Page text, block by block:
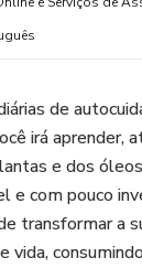
de
irá aprender,
e dos
e com pouco
transformar a
vida,